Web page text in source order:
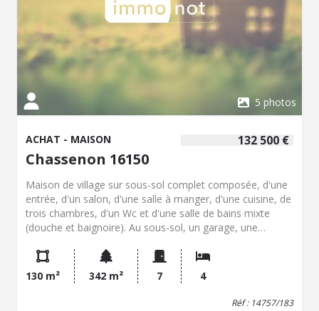
5 photos
132 500 €
ACHAT - MAISON
Chassenon 16150
Maison de village sur sous-sol complet composée, d'une
entrée, d'un salon, d'une salle à manger, d'une cuisine, de
trois chambres, d'un Wc et d'une salle de bains mixte
(douche et baignoire). Au sous-sol, un garage, une
combles. * Isolation sous-plancher. * Chauffage fioul. *
Simple vitrage. * Tout à l'égout.
130 m² 342 m² 7 4
Réf : 14757/183